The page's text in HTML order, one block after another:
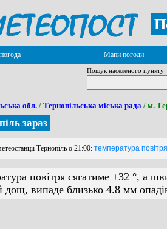
Мапи погоди
Пошук населеного пункту
обл. / Тернопільська міська рада / м.
зараз
Тернопіль о 21:00: температура
повітря сягатиме +32 °, а
випаде близько 4.8 мм